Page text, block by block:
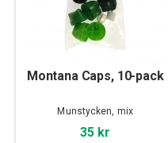
Montana Caps, 10-pack
Munstycken, mix
35 kr